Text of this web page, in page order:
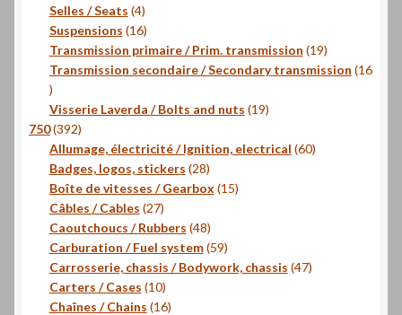
Selles / Seats 44
produits
Suspensions 1616
produits
Transmission primaire / Prim. transmission 1919
produits
Transmission secondaire / Secondary transmission 16
16
produits
Visserie Laverda / Bolts and nuts 1919
750 392392
produits
Allumage, électricité / Ignition, electrical 6060
Badges, logos, stickers 2828
produits
Boîte de vitesses / Gearbox 1515
Câbles / Cables 2727
produits
Caoutchoucs / Rubbers 4848
produits
Carburation / Fuel system 5959
produits
Carrosserie, chassis / Bodywork, chassis 4747
Carters / Cases 1010
produits
Chaînes / Chains 1616